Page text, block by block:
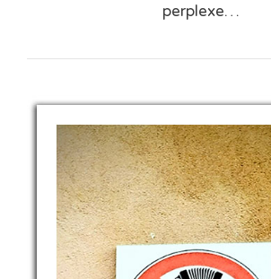
perplexe…